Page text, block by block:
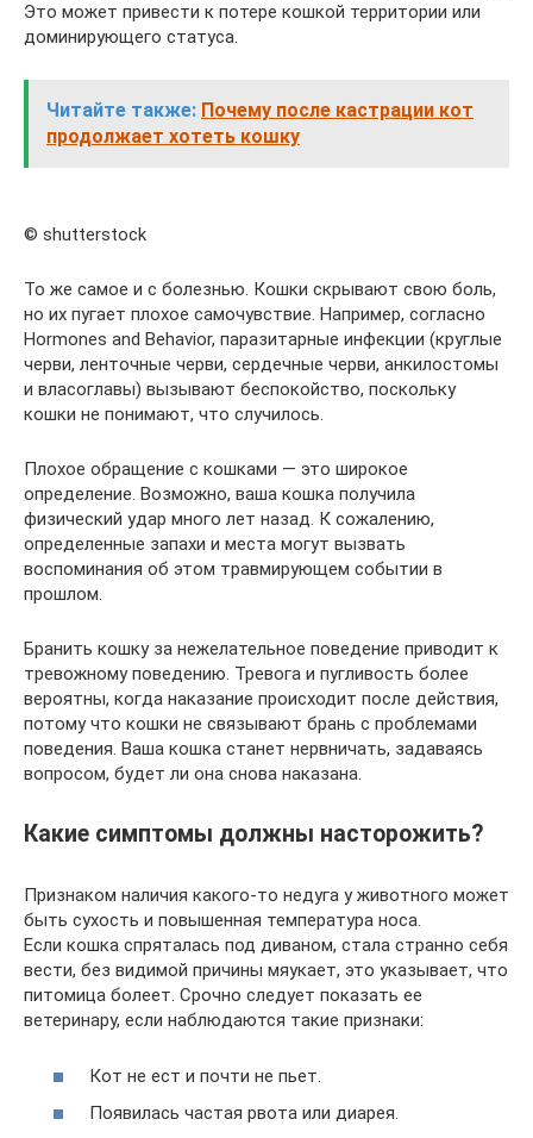
Это может привести к потере кошкой территории или
доминирующего статуса.
Читайте также: Почему после кастрации кот
продолжает хотеть кошку
© shutterstock
То же самое и с болезнью. Кошки скрывают свою боль,
но их пугает плохое самочувствие. Например, согласно
Hormones and Behavior, паразитарные инфекции (круглые
черви, ленточные черви, сердечные черви, анкилостомы
и власоглавы) вызывают беспокойство, поскольку
кошки не понимают, что случилось.
Плохое обращение с кошками — это широкое
определение. Возможно, ваша кошка получила
физический удар много лет назад. К сожалению,
определенные запахи и места могут вызвать
воспоминания об этом травмирующем событии в
прошлом.
Бранить кошку за нежелательное поведение приводит к
тревожному поведению. Тревога и пугливость более
вероятны, когда наказание происходит после действия,
потому что кошки не связывают брань с проблемами
поведения. Ваша кошка станет нервничать, задаваясь
вопросом, будет ли она снова наказана.
Какие симптомы должны насторожить?
Признаком наличия какого-то недуга у животного может
быть сухость и повышенная температура носа.
Если кошка спряталась под диваном, стала странно себя
вести, без видимой причины мяукает, это указывает, что
питомица болеет. Срочно следует показать ее
ветеринару, если наблюдаются такие признаки:
Кот не ест и почти не пьет.
Появилась частая рвота или диарея.